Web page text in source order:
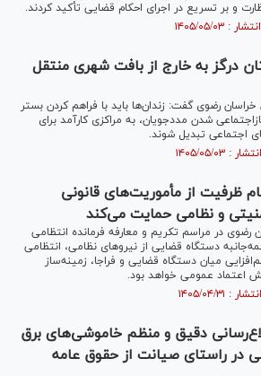
و بر تسریع در اجرای احکام قضایی تأکید کردند.
درگز به خارج از بافت شهری منتقل
رضوی گفت: زندان‌ها باید با فراهم کردن بستر
شدن مددجویان، به مراکزی کارآمد برای
اجتماعی تبدیل شوند.
ظرفیت از مأموریت‌های قانونی
و نظامی حمایت می‌کند
در مراسم تکریم و معارفه فرمانده انتظامی
دستگاه قضایی از نیروهای نظامی، انتظامی
میان دستگاه قضایی و فراجا، زمینه‌ساز
اعتماد عمومی خواهد بود.
دقیق و منظم خاموشی‌های برق
در راستای صیانت از حقوق عامه